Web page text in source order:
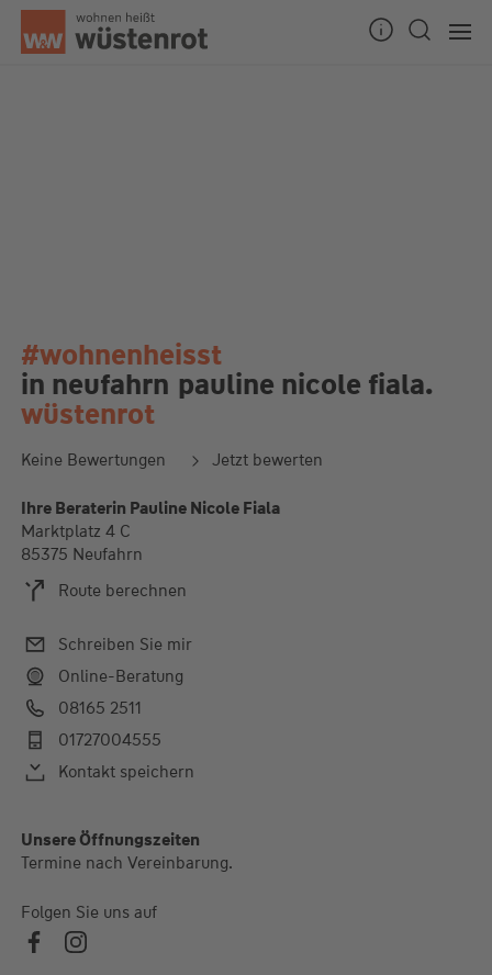
#wohnenheisst
in neufahrn pauline nicole fiala.
wüstenrot
Keine Bewertungen Jetzt bewerten
Ihre Beraterin Pauline Nicole Fiala
Marktplatz 4 C
85375 Neufahrn
Route berechnen
Schreiben Sie mir
Online-Beratung
08165 2511
01727004555
Kontakt speichern
Alle Öffnungszeiten
Termine nach Vereinbarung.
Unsere Öffnungszeiten
Termine nach Vereinbarung.
Folgen Sie uns auf